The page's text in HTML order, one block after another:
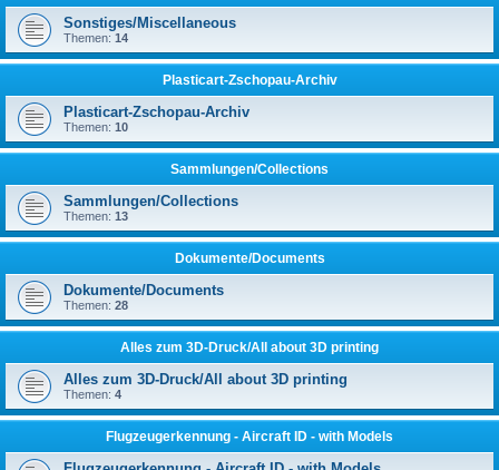
Sonstiges/Miscellaneous
Themen: 14
Plasticart-Zschopau-Archiv
Plasticart-Zschopau-Archiv
Themen: 10
Sammlungen/Collections
Sammlungen/Collections
Themen: 13
Dokumente/Documents
Dokumente/Documents
Themen: 28
Alles zum 3D-Druck/All about 3D printing
Alles zum 3D-Druck/All about 3D printing
Themen: 4
Flugzeugerkennung - Aircraft ID - with Models